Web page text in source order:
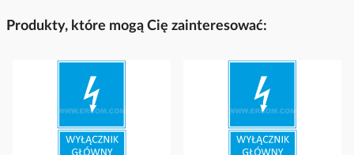
Produkty, które mogą Cię zainteresować: